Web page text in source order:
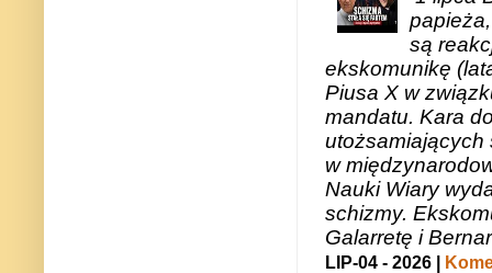
są
ekskomunikę
Piusa X w
mandatu. Kara
utożsamiających
w
Nauki Wiary
schizmy.
Galarretę i
LIP-04 - 2026 |